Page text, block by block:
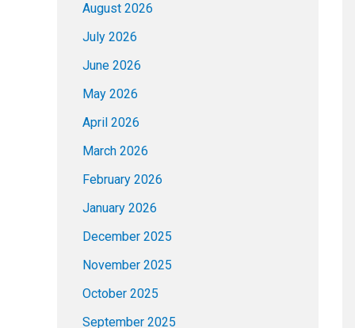
August 2026
July 2026
June 2026
May 2026
April 2026
March 2026
February 2026
January 2026
December 2025
November 2025
October 2025
September 2025